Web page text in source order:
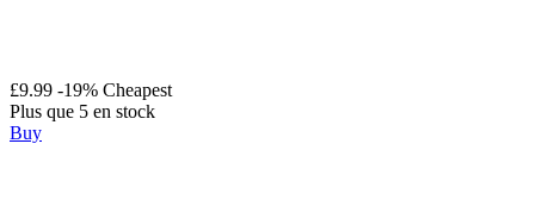
£9.99 -19% Cheapest
Plus que 5 en stock
Buy